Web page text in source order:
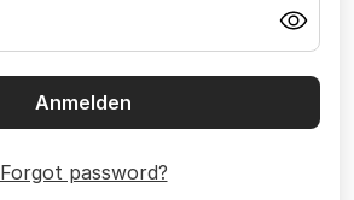
Anmelden
Forgot password?